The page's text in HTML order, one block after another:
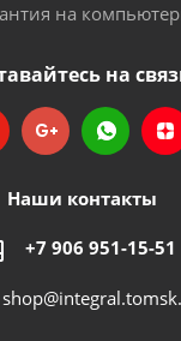
на
на
Наши контакты
+7 906 951-15-51